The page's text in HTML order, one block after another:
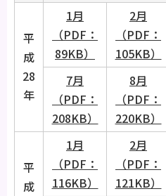
平
成
28
年
1月
（PDF：
89KB）
2月
（PDF：
105KB）
7月
（PDF：
208KB）
8月
（PDF：
220KB）
平
成
1月
（PDF：
116KB）
2月
（PDF：
121KB）